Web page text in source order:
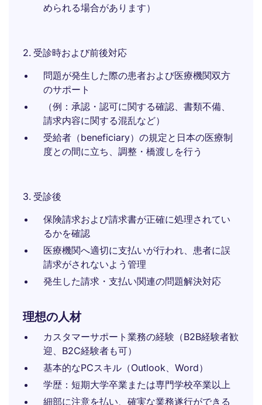
められる場合があります）
2. 受診時および前後対応
問題が発生した際の患者および医療機関双方
のサポート
（例：承認・認可に関する確認、書類不備、
請求内容に関する混乱など）
受給者（beneficiary）の規定と日本の医療制
度との間に立ち、調整・橋渡しを行う
3. 受診後
保険請求および請求書が正確に処理されてい
るかを確認
医療機関へ適切に支払いが行われ、患者に誤
請求がされないよう管理
発生した請求・支払い関連の問題解決対応
理想の人材
カスタマーサポート業務の経験（B2B経験者歓
迎、B2C経験者も可）
基本的なPCスキル（Outlook、Word）
学歴：短期大学卒業または専門学校卒業以上
細部に注意を払い、確実な業務遂行ができる